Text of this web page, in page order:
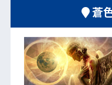
蒼